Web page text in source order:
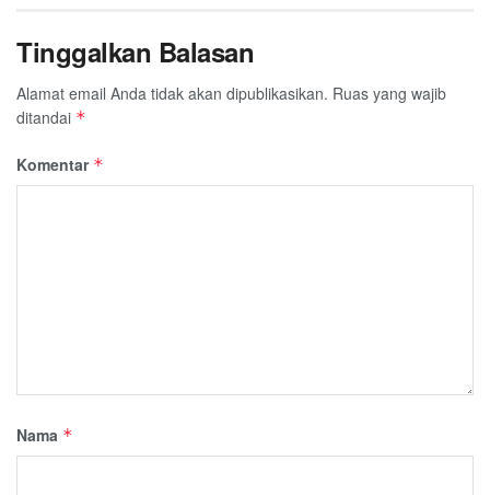
Tinggalkan Balasan
Alamat email Anda tidak akan dipublikasikan. Ruas yang wajib
ditandai *
Komentar *
Nama *